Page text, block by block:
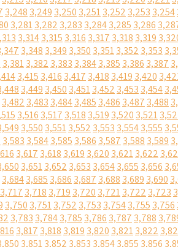
3,248 3,249 3,250 3,2513,252 3,253 3,254
3,2813,282 3,283 3,2843,285 3,286
3,3143,315 3,316 3,317 3,318 3,319
3,348 3,349 3,350 3,3513,352 3,353
3,3813,382 3,383 3,3843,385 3,386 3,387
3,415 3,416 3,417 3,418 3,419 3,420
3,449 3,450 3,4513,452 3,453 3,454
3,482 3,483 3,4843,485 3,486 3,487 3,488
3,516 3,517 3,518 3,519 3,520 3,521
3,550 3,5513,552 3,553 3,5543,555
3,583 3,5843,585 3,586 3,587 3,588 3,589
3,617 3,618 3,619 3,620 3,6213,622
3,6513,652 3,653 3,6543,655 3,656
3,6843,685 3,686 3,687 3,688 3,689 3,690
3,717 3,718 3,719 3,720 3,7213,722 3,723
3,750 3,7513,752 3,753 3,7543,755 3,756
3,783 3,7843,785 3,786 3,787 3,788
3,817 3,818 3,819 3,820 3,8213,822
3,8513,852 3,853 3,8543,855 3,856